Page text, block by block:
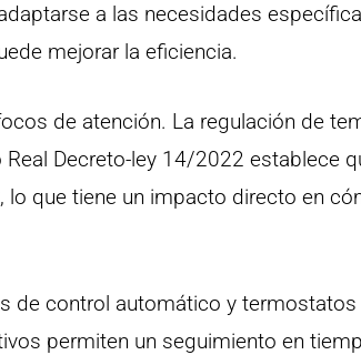
a las necesidades
mejorar la eficiencia.
de atención. La regulación de
Decreto-ley 14/2022 establece
lo que tiene un impacto directo en
de control automático y termostatos
permiten un seguimiento en